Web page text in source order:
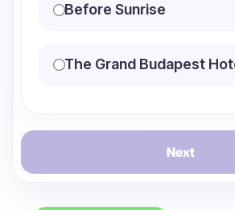
Before Sunrise
The Grand Budapest
Next